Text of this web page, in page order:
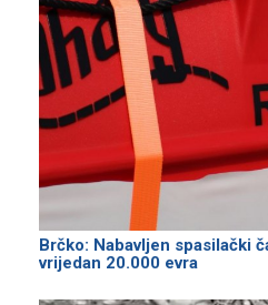
Brčko: Nabavljen spasilački
vrijedan 20.000 evra